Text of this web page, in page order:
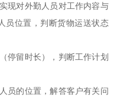
现对外勤人员对工作内容与
员位置，判断货物运送状态
停留时长），判断工作计划
员的位置，解答客户有关问